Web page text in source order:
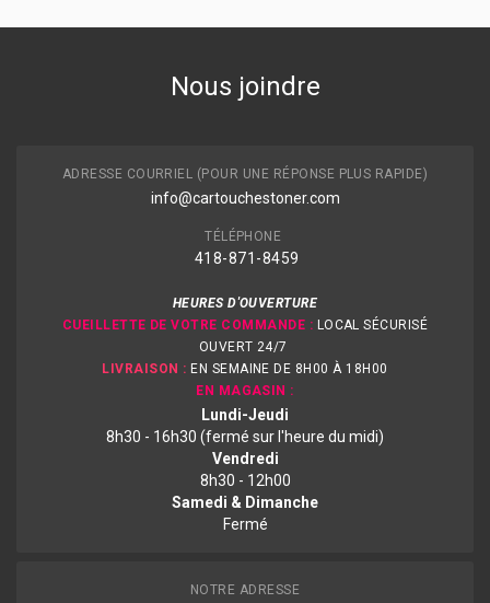
Nous joindre
ADRESSE COURRIEL (POUR UNE RÉPONSE PLUS RAPIDE)
info@cartouchestoner.com
TÉLÉPHONE
418-871 -8459
HEURES D'OUVERTURE
CUEILLETTE DE VOTRE COMMANDE : LOCAL SÉCURISÉ
OUVERT 24/7
LIVRAISON : EN SEMAINE DE 8H00 À 18H00
EN MAGASIN :
Lundi-Jeudi
8h30 - 16h30 (fermé sur l'heure du midi)
Vendredi
8h30 - 12h00
Samedi & Dimanche
Fermé
NOTRE ADRESSE